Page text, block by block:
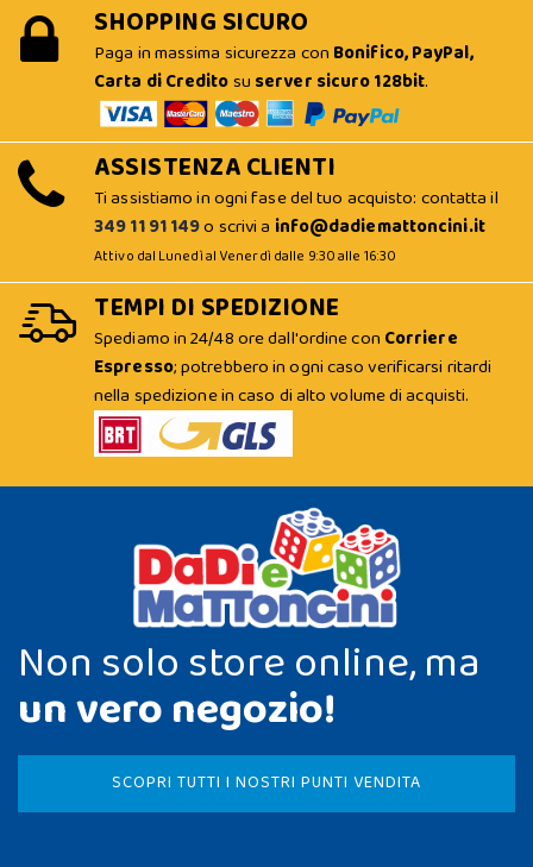
SHOPPING SICURO
Paga in massima sicurezza con Bonifico, PayPal,
Carta di Creditosu server sicuro 128bit.
ASSISTENZA CLIENTI
Ti assistiamo in ogni fase del tuo acquisto: contatta il
349 11 91 149o scrivi a info@dadiemattoncini.it
Attivo dal Lunedì al Venerdì dalle 9:30 alle 16:30
TEMPI DI SPEDIZIONE
Spediamo in 24/48 ore dall'ordine con Corriere
Espresso; potrebbero in ogni caso verificarsi ritardi
nella spedizione in caso di alto volume di acquisti.
Non solo store online, ma
un vero negozio!
SCOPRI TUTTI I NOSTRI PUNTI VENDITA